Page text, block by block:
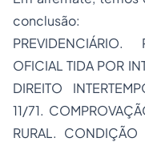
conclusão:
OFICIAL TIDA POR
DIREITO
11/71.
RURAL. CONDIÇÃO